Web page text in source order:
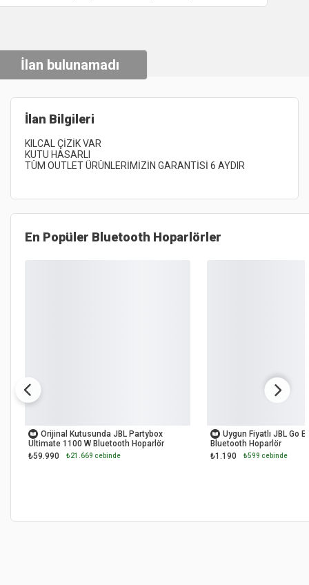
İlan bulunamadı
İlan Bilgileri
En Popüler Bluetooth Hoparlörler
Orijinal Kutusunda JBL Partybox
Ultimate 1100 W Bluetooth Hoparlör
₺59.990
₺21.669 cebinde
Uygun Fiyatlı JBL Go
Bluetooth Hoparlör
₺1.190
₺599 cebinde